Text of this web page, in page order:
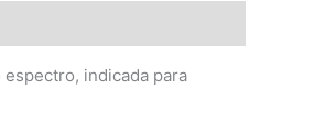
indicada para